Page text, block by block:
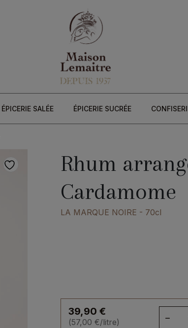
ÉPICERIE SALÉE ÉPICERIE SUCRÉE
Rhum
Cardamome
LA MARQUE NOIRE - 70cl
39,90 €
(57,00 €/litre)